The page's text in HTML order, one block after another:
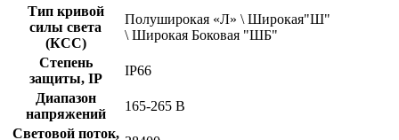
Тип кривой
силы света
(КСС)
Полуширокая «Л» \ Широкая"Ш"
\ Широкая Боковая "ШБ"
Степень
защиты, IP
IP66
Диапазон
напряжений
165-265 В
Световой поток,